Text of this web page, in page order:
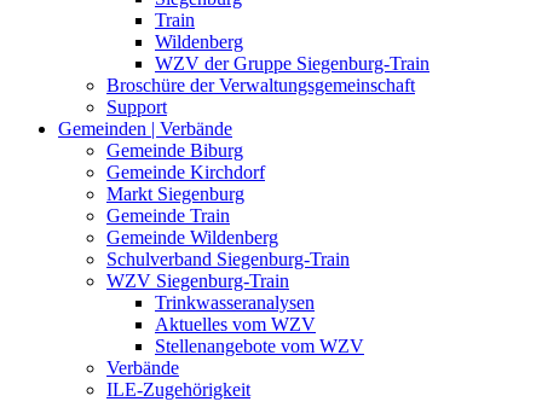
Train
Wildenberg
WZV der Gruppe Siegenburg-Train
Broschüre der Verwaltungsgemeinschaft
Support
Gemeinden | Verbände
Gemeinde Biburg
Gemeinde Kirchdorf
Markt Siegenburg
Gemeinde Train
Gemeinde Wildenberg
Schulverband Siegenburg-Train
WZV Siegenburg-Train
Trinkwasseranalysen
Aktuelles vom WZV
Stellenangebote vom WZV
Verbände
ILE-Zugehörigkeit